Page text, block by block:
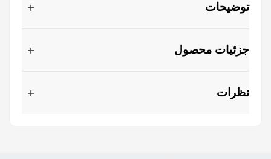
توضیحات
جزئیات محصول
نظرات